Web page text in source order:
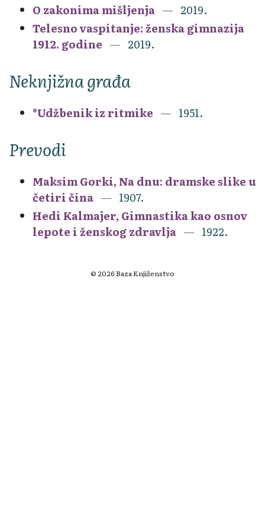
O zakonima mišljenja
2019.
Telesno vaspitanje: ženska gimnazija
1912. godine
2019.
Neknjižna građa
*Udžbenik iz ritmike 1951.
Prevodi
Maksim Gorki, Na dnu: dramske slike u
četiri čina
1907.
Hedi Kalmajer, Gimnastika kao osnov
lepote i ženskog zdravlja
1922.
© 2026 Baza Knjiženstvo